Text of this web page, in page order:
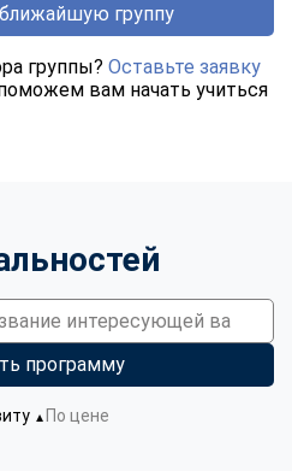
группу
группы? Оставьте заявку
вам начать учиться
программу
▼ По цене